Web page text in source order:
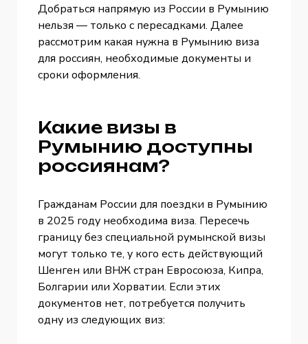
Добраться напрямую из России в Румынию
нельзя — только с пересадками. Далее
рассмотрим какая нужна в Румынию виза
для россиян, необходимые документы и
сроки оформления.
Какие визы в
Румынию доступны
россиянам?
Гражданам России для поездки в Румынию
в 2025 году необходима виза. Пересечь
границу без специальной румынской визы
могут только те, у кого есть действующий
Шенген или ВНЖ стран Евросоюза, Кипра,
Болгарии или Хорватии. Если этих
документов нет, потребуется получить
одну из следующих виз: